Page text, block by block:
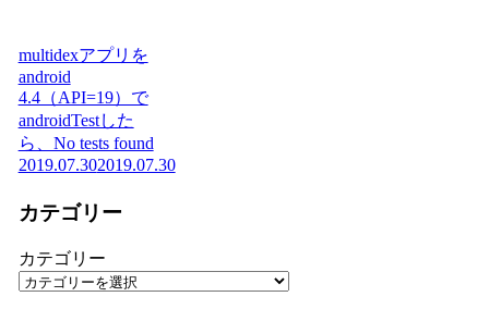
multidexアプリを
android
4.4（API=19）で
androidTestした
ら、No tests found
2019.07.302019.07.30
カテゴリー
カテゴリー